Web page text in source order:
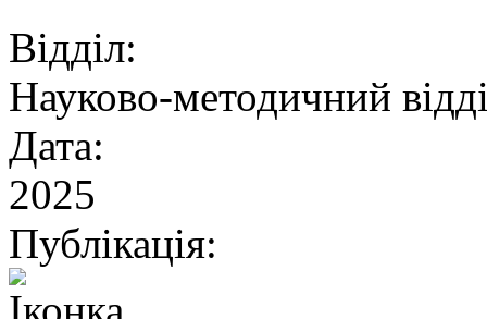
Відділ:
Науково-методичний
Дата:
2025
Публікація: